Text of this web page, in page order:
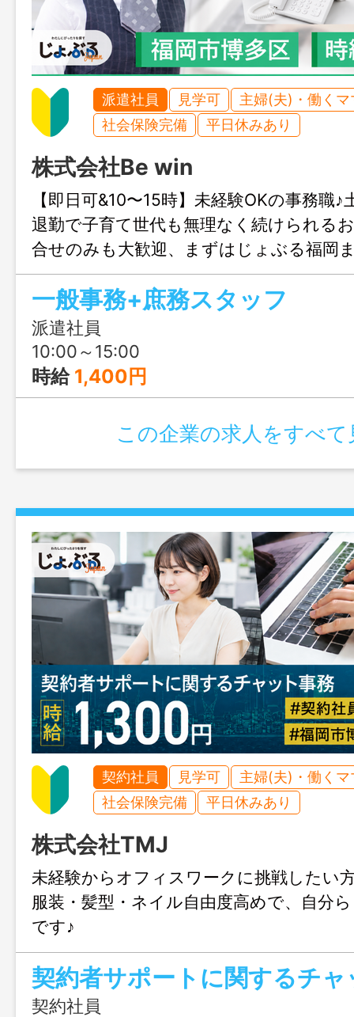
派遣社員 見学可
主婦(夫)・働くマ
社会保険完備
平日休みあり
株式会社Be win
【即⽇可&10〜15時】未経験OKの事務職
退勤で⼦育て世代も無理なく続けられる
合せのみも大歓迎、まずはじょぶる福岡
連絡ください。
⼀般事務+庶務スタッフ
派遣社員
10:00～15:00
時給 1,400円
この企業の求人をすべて
契約社員 見学可
主婦(夫)・働くマ
社会保険完備
平日休みあり
株式会社TMJ
未経験からオフィスワークに挑戦したい
服装・髪型・ネイル自由度高めで、自分
です♪
契約者サポートに関するチャ
契約社員